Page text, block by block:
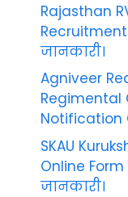
Rajasthan
Recruitment
जानकारी।
Agniveer
Regimental
Notification
SKAU
Online
जानकारी।